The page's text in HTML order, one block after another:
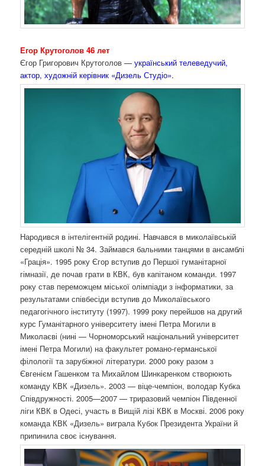
Егор Крутоголов 46 лет
Єгор Григорович Крутоголов — український телеведучий,
актор, художній керівник «Дизель Студіо».
Народився в інтелігентній родині. Навчався в миколаївській
середній школі № 34. Займався бальними танцями в ансамблі
«Грація». 1995 року Єгор вступив до Першої гуманітарної
гімназії, де почав грати в КВК, був капітаном команди. 1997
року став переможцем міської олімпіади з інформатики, за
результатами співбесіди вступив до Миколаївського
педагогічного інституту (1997). 1999 року перейшов на другий
курс Гуманітарного університету імені Петра Могили в
Миколаєві (нині — Чорноморський національний університет
імені Петра Могили) на факультет романо-германської
філології та зарубіжної літератури. 2000 року разом з
Євгенієм Гашенком та Михайлом Шинкаренком створюють
команду КВК «Дизель». 2003 — віце-чемпіон, володар Кубка
Співдружності. 2005—2007 — триразовий чемпіон Південної
ліги КВК в Одесі, участь в Вищій лізі КВК в Москві. 2006 року
команда КВК «Дизель» виграла Кубок Президента України й
припинила своє існування.